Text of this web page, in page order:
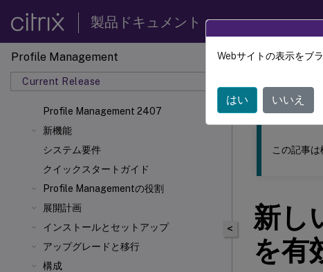
製品ドキュメント
Profile Management
Current Release
Profile Management 2407
新機能
システム要件
クイックスタートガイド
Profile Managementの役割
展開計画
インストールとセットアップ
アップグレードと移行
構成
このコンテンツ
Profile
<
この記事
新し
を有
Webサイトの表示をブ
はい いいえ